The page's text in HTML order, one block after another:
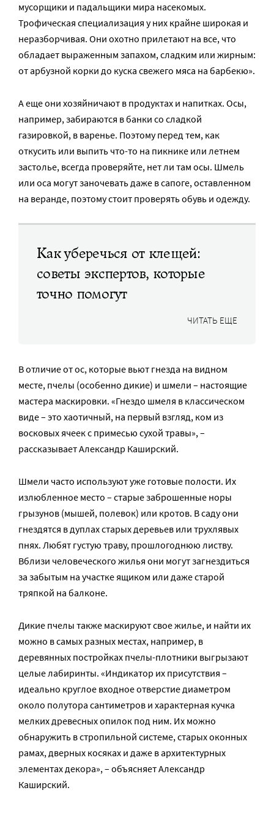
мусорщики и падальщики мира насекомых.
Трофическая специализация у них крайне широкая и
неразборчивая. Они охотно прилетают на все, что
обладает выраженным запахом, сладким или жирным:
от арбузной корки до куска свежего мяса на барбекю».
А еще они хозяйничают в продуктах и напитках. Осы,
например, забираются в банки со сладкой
газировкой, в варенье. Поэтому перед тем, как
откусить или выпить что-то на пикнике или летнем
застолье, всегда проверяйте, нет ли там осы. Шмель
или оса могут заночевать даже в сапоге, оставленном
на веранде, поэтому стоит проверять обувь и одежду.
Как уберечься от клещей:
советы экспертов, которые
точно помогут
ЧИТАТЬ ЕЩЕ
В отличие от ос, которые вьют гнезда на видном
месте, пчелы (особенно дикие) и шмели – настоящие
мастера маскировки. «Гнездо шмеля в классическом
виде – это хаотичный, на первый взгляд, ком из
восковых ячеек с примесью сухой травы», –
рассказывает Александр Каширский.
Шмели часто используют уже готовые полости. Их
излюбленное место – старые заброшенные норы
грызунов (мышей, полевок) или кротов. В саду они
гнездятся в дуплах старых деревьев или трухлявых
пнях. Любят густую траву, прошлогоднюю листву.
Вблизи человеческого жилья они могут загнездиться
за забытым на участке ящиком или даже старой
тряпкой на балконе.
Дикие пчелы также маскируют свое жилье, и найти их
можно в самых разных местах, например, в
деревянных постройках пчелы-плотники выгрызают
целые лабиринты. «Индикатор их присутствия –
идеально круглое входное отверстие диаметром
около полутора сантиметров и характерная кучка
мелких древесных опилок под ним. Их можно
обнаружить в стропильной системе, старых оконных
рамах, дверных косяках и даже в архитектурных
элементах декора», – объясняет Александр
Каширский.